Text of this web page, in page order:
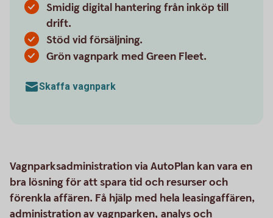
Smidig digital hantering från inköp till
drift.
Stöd vid försäljning.
Grön vagnpark med Green Fleet.
Skaffa vagnpark
Vagnparksadministration via AutoPlan kan vara en
bra lösning för att spara tid och resurser och
förenkla affären. Få hjälp med hela leasingaffären,
administration av vagnparken, analys och